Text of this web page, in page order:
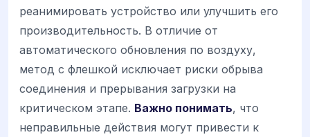
реанимировать устройство или улучшить его
производительность. В отличие от
автоматического обновления по воздуху,
метод с флешкой исключает риски обрыва
соединения и прерывания загрузки на
критическом этапе. Важно понимать, что
неправильные действия могут привести к